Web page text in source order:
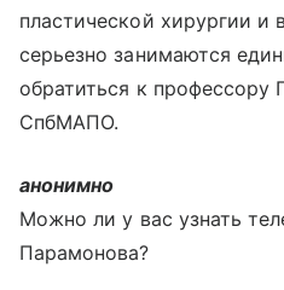
пластической хирургии и
серьезно занимаются
обратиться к профессору
СпбМАПО.
анонимно
Можно ли у вас узнать
Парамонова?